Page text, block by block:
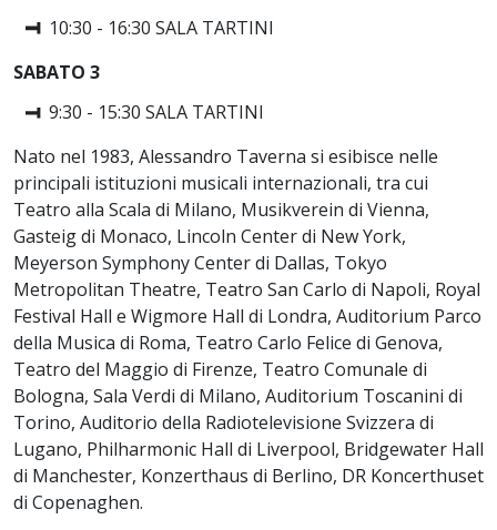
10:30 - 16:30 SALA TARTINI
SABATO 3
9:30 - 15:30 SALA TARTINI
Nato nel 1983, Alessandro Taverna si esibisce nelle
principali istituzioni musicali internazionali, tra cui
Teatro alla Scala di Milano, Musikverein di Vienna,
Gasteig di Monaco, Lincoln Center di New York,
Meyerson Symphony Center di Dallas, Tokyo
Metropolitan Theatre, Teatro San Carlo di Napoli, Royal
Festival Hall e Wigmore Hall di Londra, Auditorium Parco
della Musica di Roma, Teatro Carlo Felice di Genova,
Teatro del Maggio di Firenze, Teatro Comunale di
Bologna, Sala Verdi di Milano, Auditorium Toscanini di
Torino, Auditorio della Radiotelevisione Svizzera di
Lugano, Philharmonic Hall di Liverpool, Bridgewater Hall
di Manchester, Konzerthaus di Berlino, DR Koncerthuset
di Copenaghen.